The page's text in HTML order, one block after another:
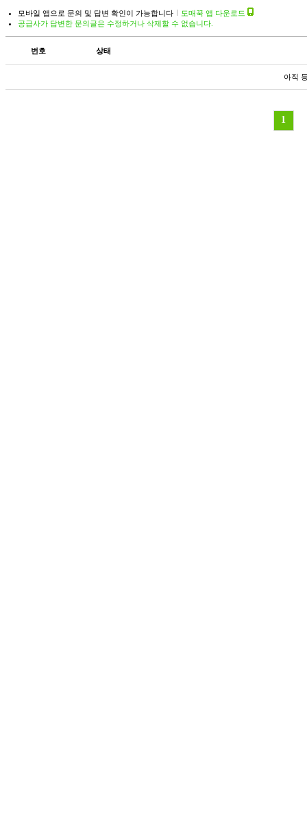
모바일 앱으로 문의 및 답변 확인이 가능합니다
도매꾹 앱 다운로드
공급사가 답변한 문의글은 수정하거나 삭제할 수 없습니다.
번호 상태
아직
1